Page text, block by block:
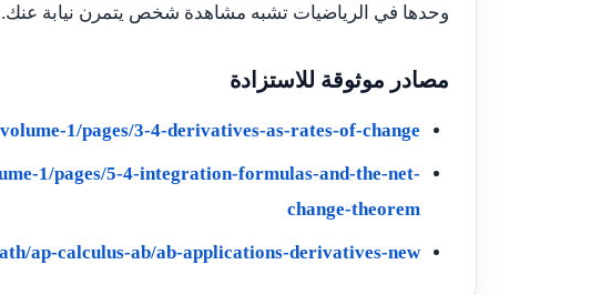
وحدها في الرياضيات تشبه مشاهدة شخص يتمرن نيابة عنك.
مصادر موثوقة للاستزادة
1/pages/3-4-derivatives-as-rates-of-change
1/pages/5-4-integration-formulas-and-the-net-
change-theorem
ap-calculus-ab/ab-applications-derivatives-new